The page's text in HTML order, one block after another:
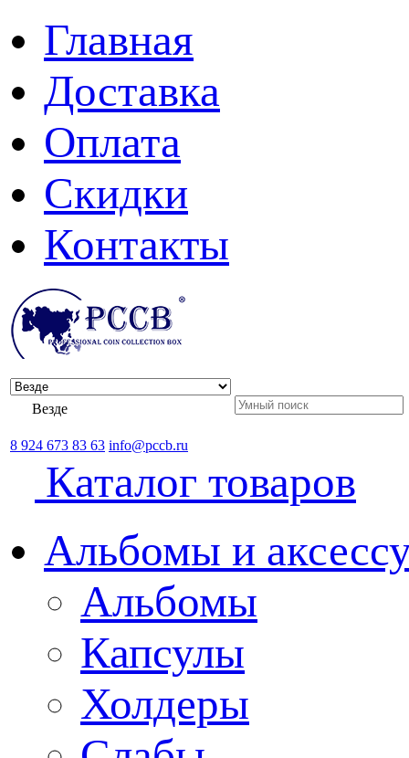
Главная
Доставка
Оплата
Скидки
Контакты
Везде
8 924 673 83 63 info@pccb.ru
Каталог товаров
Альбомы и
Альбомы
Капсулы
Холдеры